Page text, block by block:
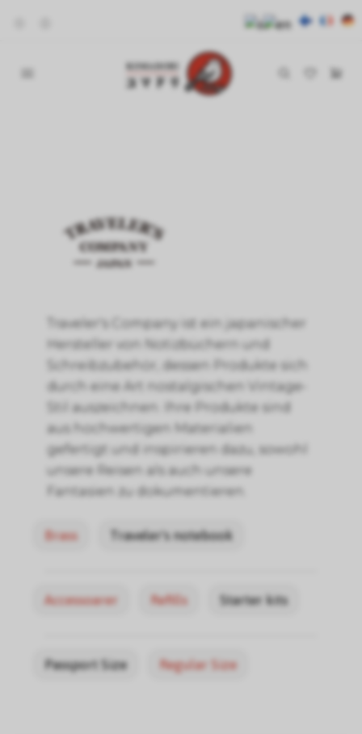
Traveler's Company ist ein japanischer
Hersteller von Notizbüchern und
Schreibzubehör, dessen Produkte sich
durch eine Art nostalgischen Vintage-
Stil auszeichnen. Ihre Produkte sind
aus hochwertigen Materialien
gefertigt und inspirieren dazu, sowohl
unsere Reisen als auch unsere
Fantasien zu dokumentieren.
Brass Traveler's notebook
Accessoarer Refills Starter kits
Passport Size Regular Size